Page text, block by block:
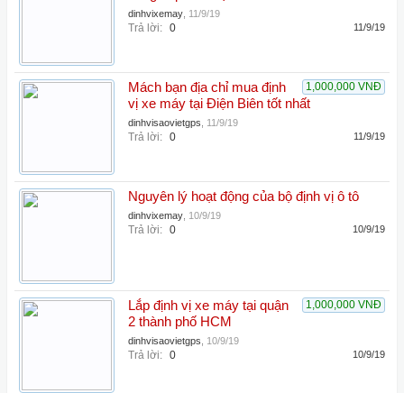
dinhvixemay 11/9/19
Trả lời: 0 11/9/19
1,000,000 VNĐ
Mách bạn địa chỉ mua định
vị xe máy tại Điện Biên tốt nhất
dinhvisaovietgps 11/9/19
Trả lời: 0 11/9/19
Nguyên lý hoạt động của bộ định vị ô tô
dinhvixemay 10/9/19
Trả lời: 0 10/9/19
1,000,000 VNĐ
Lắp định vị xe máy tại quận
2 thành phố HCM
dinhvisaovietgps 10/9/19
Trả lời: 0 10/9/19